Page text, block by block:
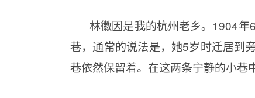
林徽因是我的杭州老乡。1904
巷，通常的说法是，她5岁时迁居到
巷依然保留着。在这两条宁静的小巷